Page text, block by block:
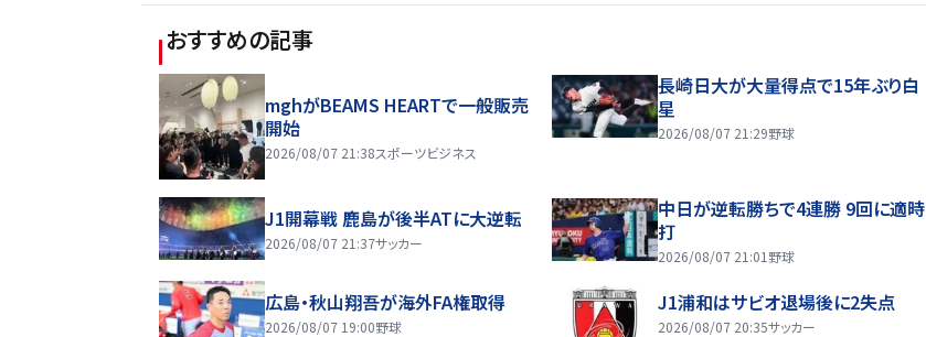
おすすめの記事
mghがBEAMS HEARTで一般販売
開始
2026/08/07 21:38スポーツビジネス
長崎日大が大量得点で15年ぶり白
星
2026/08/07 21:29野球
J1開幕戦 鹿島が後半ATに大逆転
2026/08/07 21:37サッカー
中日が逆転勝ちで4連勝 9回に適時
打
2026/08/07 21:01 野球
広島・秋山翔吾が海外FA権取得
2026/08/07 19:00野球
J1浦和はサビオ退場後に2失点
2026/08/07 20:35サッカー